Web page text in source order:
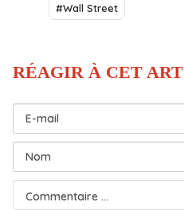
#Wall Street